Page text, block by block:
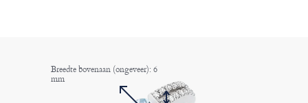
Breedte bovenaan (ongeveer): 6
mm